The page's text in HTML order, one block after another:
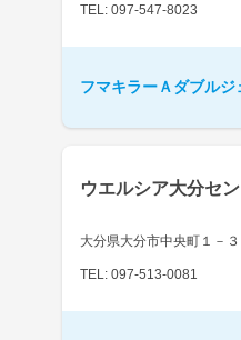
TEL: 097-547-8023
フマキラーＡダブル
ウエルシア大分セ
大分県大分市中央町１－３
TEL: 097-513-0081